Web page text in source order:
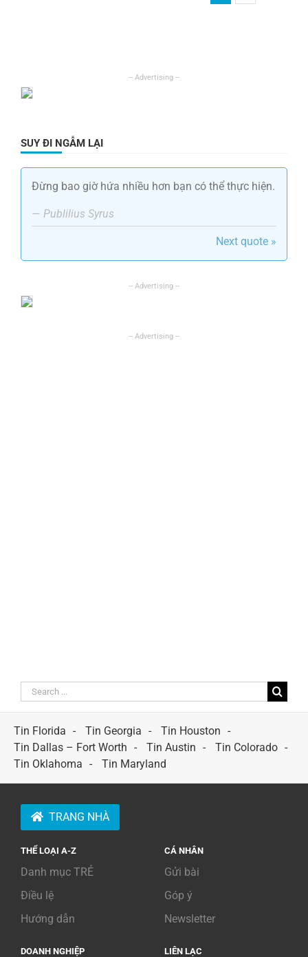
SUY ĐI NGẪM LẠI
Đừng bao giờ hứa nhiều hơn bạn có thể thực hiện.
— Publilius Syrus
Next quote »
Search
for:
Tin Florida
Tin Georgia
Tin Houston
Tin Dallas – Fort Worth
Tin Austin
Tin Colorado
Tin Oklahoma
Tin Maryland
TRANG NHÀ
THỂ LOẠI A-Z
Danh mục TRẺ
Điều lệ
Hướng dẫn
CÁ NHÂN
Gửi bài
Góp ý
Newsletter
DOANH NGHIỆP LIÊN LẠC